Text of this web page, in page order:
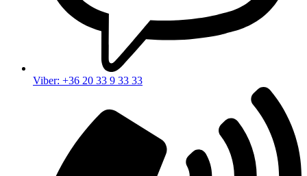
Viber: +36 20 33 9 33 33